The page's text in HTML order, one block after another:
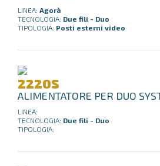
LINEA: Agorà
TECNOLOGIA: Due fili - Duo
TIPOLOGIA: Posti esterni video
2220S
ALIMENTATORE PER DUO
LINEA:
TECNOLOGIA: Due fili - Duo
TIPOLOGIA: